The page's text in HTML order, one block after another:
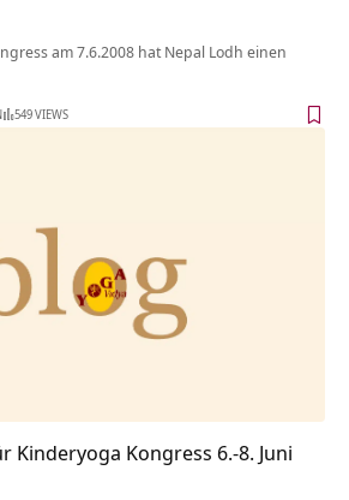
am 7.6.2008 hat Nepal Lodh einen
549 VIEWS
Kinderyoga Kongress 6.-8. Juni